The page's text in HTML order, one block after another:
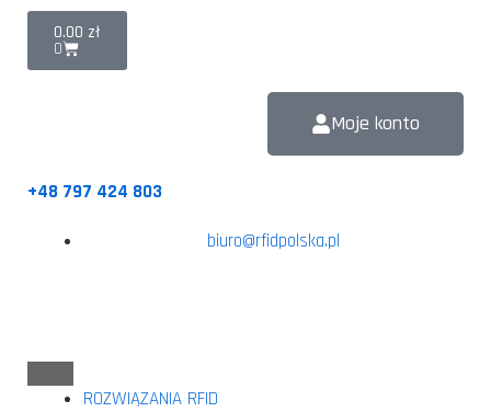
biuro@rfidpolska.pl
+48 797 424 803
Moje konto
0.00 zł
0
ROZWIĄZANIA RFID